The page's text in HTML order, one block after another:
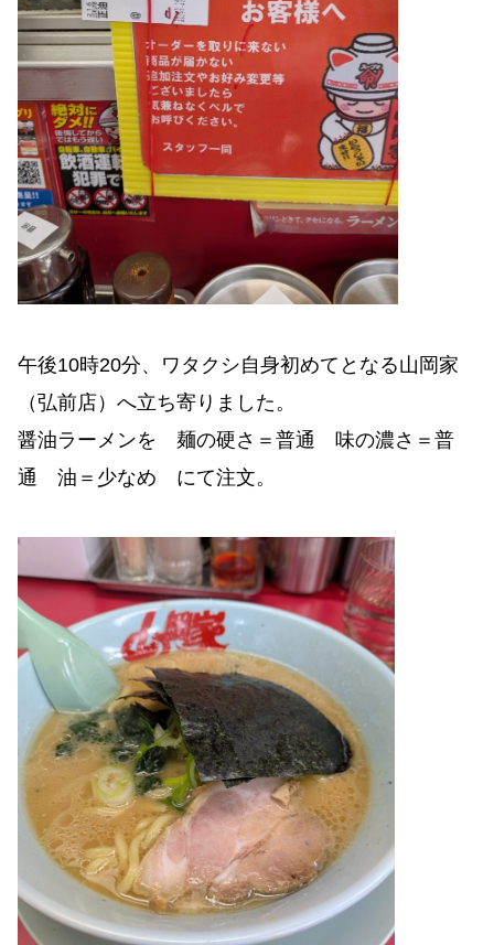
午後10時20分、ワタクシ自身初めてとなる山岡家
（弘前店）へ立ち寄りました。
醤油ラーメンを 麺の硬さ＝普通 味の濃さ＝普
通 油＝少なめ にて注文。